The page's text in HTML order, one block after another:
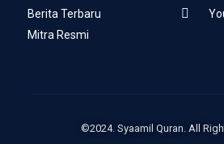
Berita Terbaru
Mitra Resmi
©2024. Syaamil Quran. All